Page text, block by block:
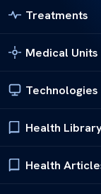
Treatments
Medical Units
Technologies
Health
Health
me artrit
artrit